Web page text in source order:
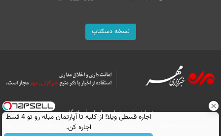
نسخه دسکتاپ
درباره ما تماس با ما
بازرگانی
All Content by Mehr News Agency is licensed under a Creative Commons
اجاره‌ قسطی ویلا! از کلبه تا آپارتمان مبله رو تو 4 قسط
اجاره کن.